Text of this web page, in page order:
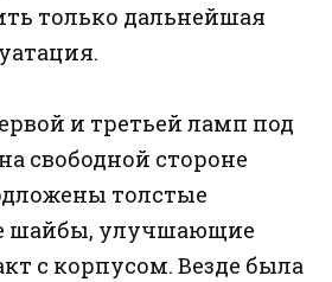
только дальнейшая
и третьей ламп под
свободной стороне
толстые
шайбы, улучшающие
с корпусом. Везде была